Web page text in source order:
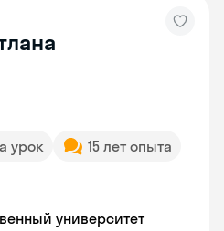
урок
15 лет опыта
университет